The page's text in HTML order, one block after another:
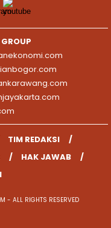
TIM REDAKSI
HAK JAWAB
- ALL RIGHTS RESERVED